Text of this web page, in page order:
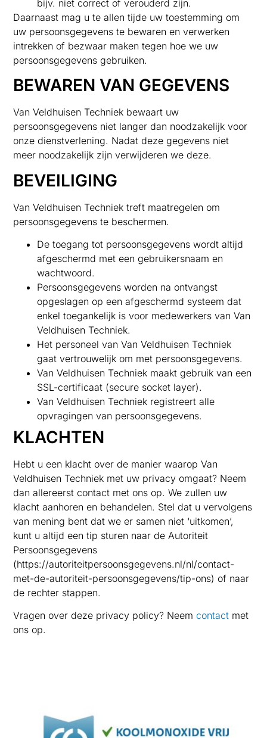
bijv. niet correct of verouderd zijn.
Daarnaast mag u te allen tijde uw toestemming om
uw persoonsgegevens te bewaren en verwerken
intrekken of bezwaar maken tegen hoe we uw
persoonsgegevens gebruiken.
BEWAREN VAN GEGEVENS
Van Veldhuisen Techniek bewaart uw
persoonsgegevens niet langer dan noodzakelijk voor
onze dienstverlening. Nadat deze gegevens niet
meer noodzakelijk zijn verwijderen we deze.
BEVEILIGING
Van Veldhuisen Techniek treft maatregelen om
persoonsgegevens te beschermen.
De toegang tot persoonsgegevens wordt altijd
afgeschermd met een gebruikersnaam en
wachtwoord.
Persoonsgegevens worden na ontvangst
opgeslagen op een afgeschermd systeem dat
enkel toegankelijk is voor medewerkers van Van
Veldhuisen Techniek.
Het personeel van Van Veldhuisen Techniek
gaat vertrouwelijk om met persoonsgegevens.
Van Veldhuisen Techniek maakt gebruik van een
SSL-certificaat (secure socket layer).
Van Veldhuisen Techniek registreert alle
opvragingen van persoonsgegevens.
KLACHTEN
Hebt u een klacht over de manier waarop Van
Veldhuisen Techniek met uw privacy omgaat? Neem
dan allereerst contact met ons op. We zullen uw
klacht aanhoren en behandelen. Stel dat u vervolgens
van mening bent dat we er samen niet ‘uitkomen’,
kunt u altijd een tip sturen naar de Autoriteit
Persoonsgegevens
(https://autoriteitpersoonsgegevens.nl/nl/contact-
met-de-autoriteit-persoonsgegevens/tip-ons) of naar
de rechter stappen.
Vragen over deze privacy policy? Neemcontact met
ons op.